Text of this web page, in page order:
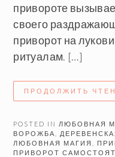
привороте
своего
приворот на
ритуалам. […]
ПРОДОЛЖИТЬ
POSTED IN ЛЮБОВНАЯ
ВОРОЖБА
ЛЮБОВНАЯ МАГИЯ
ПРИВОРОТ